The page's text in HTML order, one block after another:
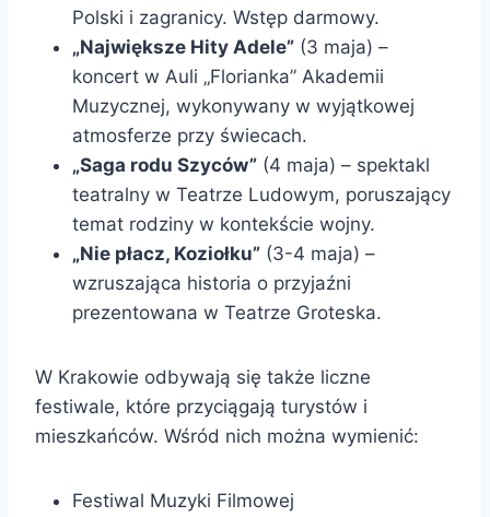
Polski i zagranicy. Wstęp darmowy.
„Największe Hity Adele” (3 maja) –
koncert w Auli „Florianka” Akademii
Muzycznej, wykonywany w wyjątkowej
atmosferze przy świecach.
„Saga rodu Szyców” (4 maja) – spektakl
teatralny w Teatrze Ludowym, poruszający
temat rodziny w kontekście wojny.
„Nie płacz, Koziołku” (3-4 maja) –
wzruszająca historia o przyjaźni
prezentowana w Teatrze Groteska.
W Krakowie odbywają się także liczne
festiwale, które przyciągają turystów i
mieszkańców. Wśród nich można wymienić:
Festiwal Muzyki Filmowej